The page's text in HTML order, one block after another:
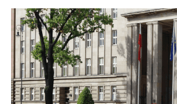
zdalne lub
udostępnia statystyki
szkół i przedszkoli w Polsce.
razu wskazują na
przedstawiciele rządu nie
szkół.